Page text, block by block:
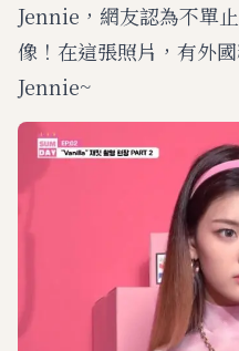
Jennie，網友認為不單
像！在這張照片，有外
Jennie~